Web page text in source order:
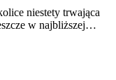
niestety trwająca
w najbliższej…